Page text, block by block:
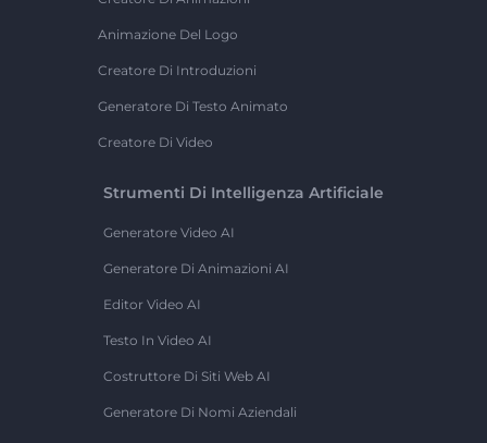
Animazione Del Logo
Creatore Di Introduzioni
Generatore Di Testo Animato
Creatore Di Video
Strumenti Di Intelligenza Artificiale
Generatore Video AI
Generatore Di Animazioni AI
Editor Video AI
Testo In Video AI
Costruttore Di Siti Web AI
Generatore Di Nomi Aziendali